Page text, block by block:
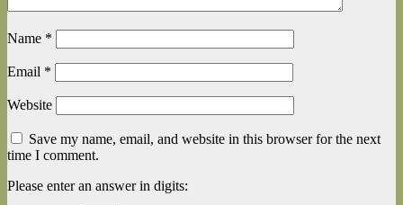
Name *
Email *
Website
Save my name, email, and website in this browser for the next
time I comment.
Please enter an answer in digits: